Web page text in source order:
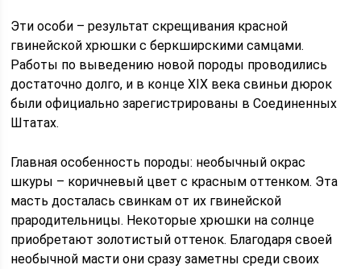
Эти особи – результат скрещивания красной
гвинейской хрюшки с беркширскими самцами.
Работы по выведению новой породы проводились
достаточно долго, и в конце XIX века свиньи дюрок
были официально зарегистрированы в Соединенных
Штатах.
Главная особенность породы: необычный окрас
шкуры – коричневый цвет с красным оттенком. Эта
масть досталась свинкам от их гвинейской
прародительницы. Некоторые хрюшки на солнце
приобретают золотистый оттенок. Благодаря своей
необычной масти они сразу заметны среди своих